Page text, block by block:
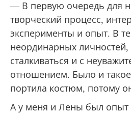
— В первую очередь для
творческий процесс,
эксперименты и опыт. В
неординарных
сталкиваться и с
отношением. Было и
портила костюм, потому
А у меня и Лены был опыт